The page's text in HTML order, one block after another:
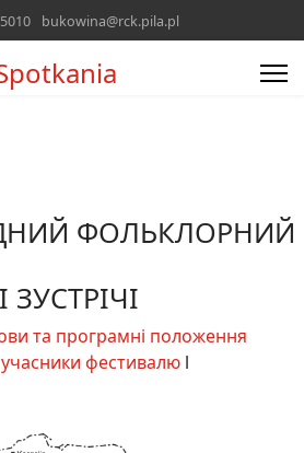
bukowina@rck.pila.pl
ФOЛЬКЛOPНИЙ
та програмні положення
учасники фестивалю l